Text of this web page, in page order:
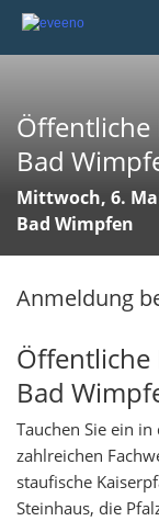
Öffentliche
Bad
Mittwoch, 6.
Bad Wimpfen
Anmeldung
Öffentliche
Bad
Tauchen Sie ein
zahlreichen
staufische
Steinhaus, die